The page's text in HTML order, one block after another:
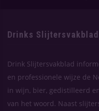
Drinks Slijtersvakblad
Drink Slijtersvakblad
en professionele wijze de
in wijn, bier, gedistilleerd
van het woord. Naast